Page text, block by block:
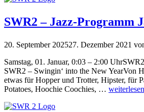
SWR2 – Jazz-Programm
20. September 202527. Dezember 2021
Samstag, 01. Januar, 0:03 – 2:00
SWR2 – Swingin‘ into the New YearVon
etwas für Hopper und Trotter, Hipster, für
Potatoes, Hoochie Coochies, … weiterlesen